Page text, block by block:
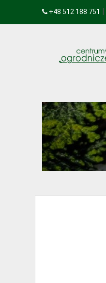
+48 512 188 751 |